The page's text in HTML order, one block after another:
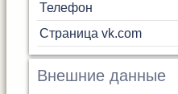
Телефон
Страница vk.com
Внешние данные